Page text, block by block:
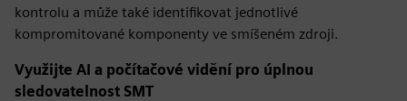
kontrolu a může také identifikovat jednotlivé
kompromitované komponenty ve smíšeném zdroji.
Využijte AI a počítačové vidění pro úplnou
sledovatelnost SMT